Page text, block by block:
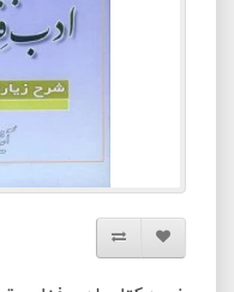
افزودن به لیست دلخواه
مقایسه این محصول